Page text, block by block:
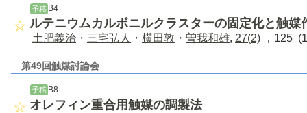
予稿B4
ルテニウムカルボニルクラスターの固定化と触媒
土肥義治 ・ 三宅弘人 ・ 横田敦 ・ 曽我和雄, 27(2) ，125
第49回触媒討論会
予稿 B8
オレフィン重合用触媒の調製法